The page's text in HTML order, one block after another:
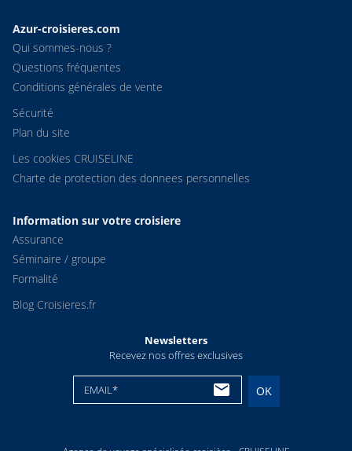
Azur-croisieres.com
Qui sommes-nous ?
Questions fréquentes
Conditions générales de vente
Sécurité
Plan du site
Les cookies CRUISELINE
Charte de protection des donnees personnelles
Information sur votre croisiere
Assurance
Séminaire / groupe
Formalité
Blog Croisieres.fr
Newsletters
Recevez nos offres exclusives
EMAIL* OK